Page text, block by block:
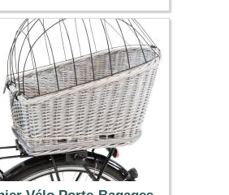
15.90 €